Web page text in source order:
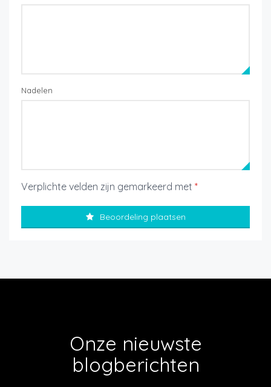
Nadelen
Verplichte velden zijn gemarkeerd met *
Beoordeling plaatsen
Onze nieuwste
blogberichten